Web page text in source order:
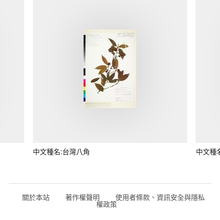
中文種名:台灣八角 中文種
關於本站 著作權聲明 使用者條款、資訊安全與隱私
權政策